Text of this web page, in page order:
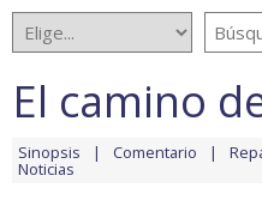
El camino
Sinopsis Comentario
Noticias